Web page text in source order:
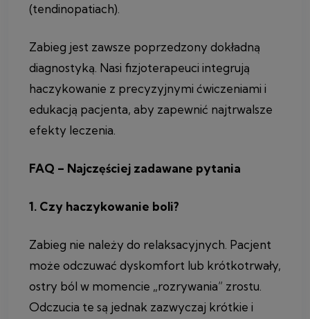
(tendinopatiach).
Zabieg jest zawsze poprzedzony dokładną
diagnostyką. Nasi fizjoterapeuci integrują
haczykowanie z precyzyjnymi ćwiczeniami i
edukacją pacjenta, aby zapewnić najtrwalsze
efekty leczenia.
FAQ – Najczęściej zadawane pytania
1. Czy haczykowanie boli?
Zabieg nie należy do relaksacyjnych. Pacjent
może odczuwać dyskomfort lub krótkotrwały,
ostry ból w momencie „rozrywania” zrostu.
Odczucia te są jednak zazwyczaj krótkie i